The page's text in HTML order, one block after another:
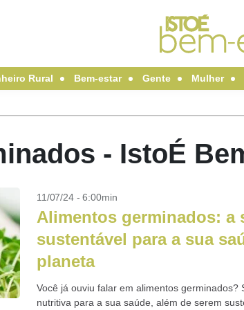
Rural Bem-estar Gente Mulher
- IstoÉ
11/07/24 - 6:00min
Alimentos germinados: a
sustentável para a sua
planeta
Você já ouviu falar em alimentos germinados?
nutritiva para a sua saúde, além de serem